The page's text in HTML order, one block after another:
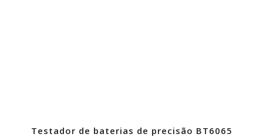
Testador de baterias de precisão BT6065